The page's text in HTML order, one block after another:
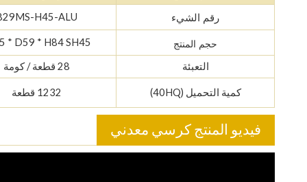
رقم الشيء H45-ALU
حجم المنتج * D59 * H84 SH45
التعبئة 28 قطعة / كومة
كمية التحميل (40HQ) 1232 قطعة
فيديو المنتج كرسي معدني